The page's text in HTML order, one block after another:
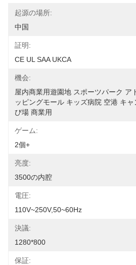
起源の場所:
中国
証明:
CE UL SAA UKCA
機会:
屋内商業用遊園地 スポーツパーク ア
ッピングモール キッズ病院 空港 キ
び場 商業用
ゲーム:
2個+
亮度:
3500の内腔
電圧:
110V~250V,50~60Hz
決議:
1280*800
保証: